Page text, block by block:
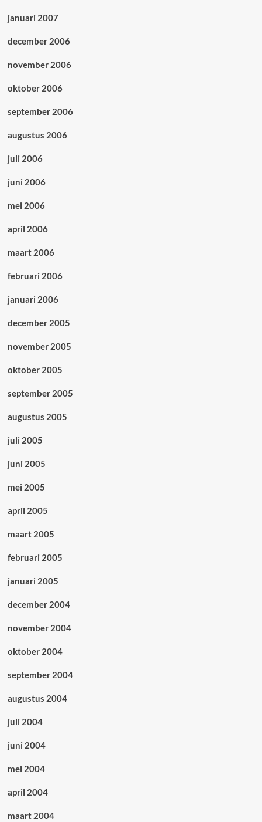
januari 2007
december 2006
november 2006
oktober 2006
september 2006
augustus 2006
juli 2006
juni 2006
mei 2006
april 2006
maart 2006
februari 2006
januari 2006
december 2005
november 2005
oktober 2005
september 2005
augustus 2005
juli 2005
juni 2005
mei 2005
april 2005
maart 2005
februari 2005
januari 2005
december 2004
november 2004
oktober 2004
september 2004
augustus 2004
juli 2004
juni 2004
mei 2004
april 2004
maart 2004